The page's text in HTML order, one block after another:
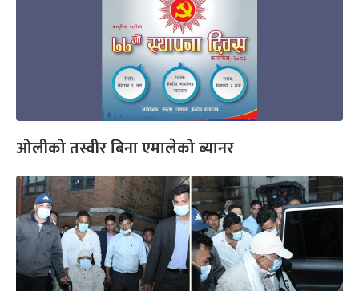
ओलीको तस्वीर बिना एमालेको ब्यानर